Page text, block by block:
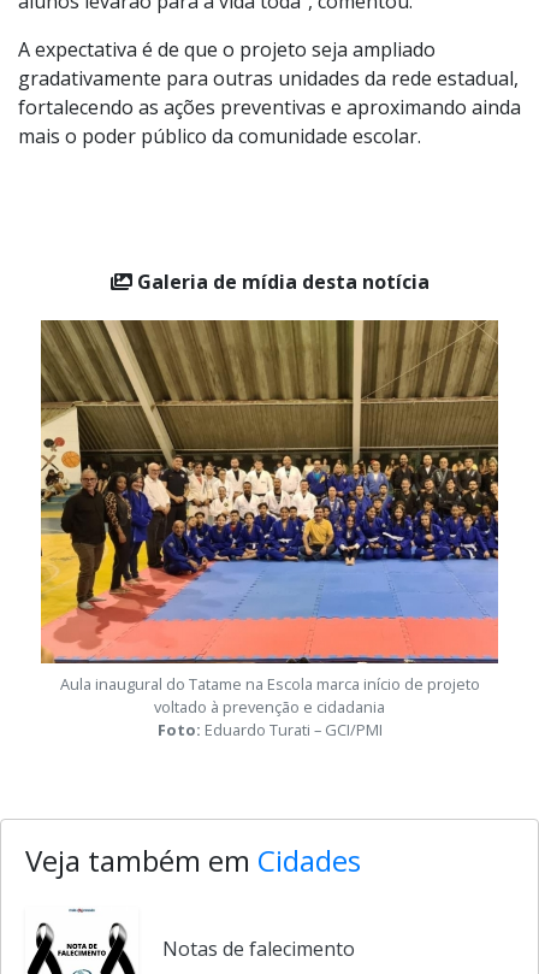
promover saúde, ensina valores fundamentais que os
alunos levarão para a vida toda”, comentou.
A expectativa é de que o projeto seja ampliado
gradativamente para outras unidades da rede estadual,
fortalecendo as ações preventivas e aproximando ainda
Galeria de mídia desta notícia
Aula inaugural do Tatame na Escola marca início de projeto
Veja também em